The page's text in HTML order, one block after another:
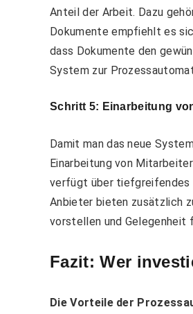
Anteil der Arbeit. Dazu
Dokumente empfiehlt es
dass Dokumente den
System zur
Schritt 5: Einarbeitung
Damit man das neue
Einarbeitung von
verfügt über tiefgreifendes
Anbieter bieten zusätzlich
vorstellen und Gelegenheit
Fazit: Wer
Die Vorteile der